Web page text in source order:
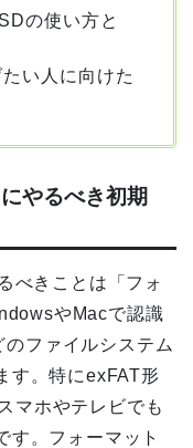
の使い方と
い人に向けた
やるべき初期
べきことは「フォ
やMacで認識
ファイルシステム
す。特にexFAT形
マホやテレビでも
す。フォーマット